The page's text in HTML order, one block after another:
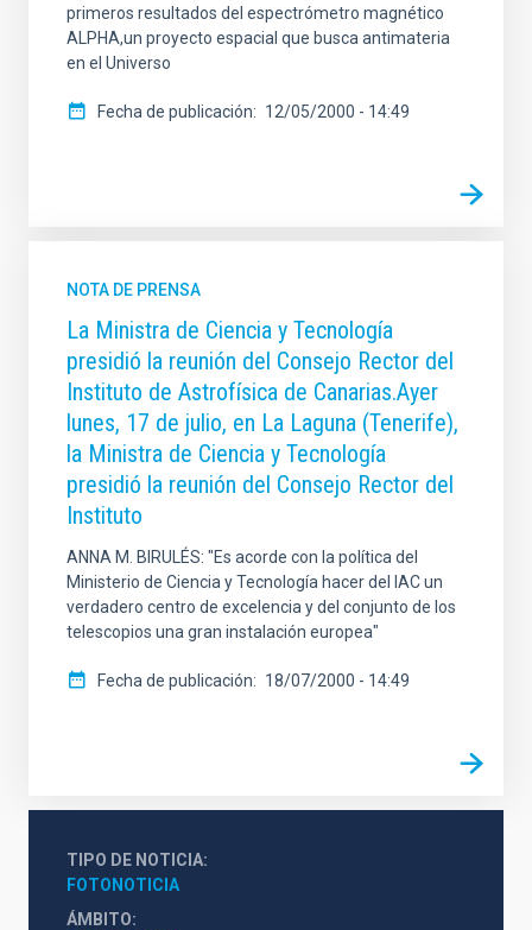
primeros resultados del espectrómetro magnético
ALPHA,un proyecto espacial que busca antimateria
en el Universo
Fecha de publicación 12/05/2000 - 14:49
NOTA DE PRENSA
La Ministra de Ciencia y Tecnología
presidió la reunión del Consejo Rector del
Instituto de Astrofísica de Canarias.Ayer
lunes, 17 de julio, en La Laguna (Tenerife),
la Ministra de Ciencia y Tecnología
presidió la reunión del Consejo Rector del
Instituto
ANNA M. BIRULÉS: "Es acorde con la política del
Ministerio de Ciencia y Tecnología hacer del IAC un
verdadero centro de excelencia y del conjunto de los
telescopios una gran instalación europea"
Fecha de publicación 18/07/2000 - 14:49
TIPO DE NOTICIA
FOTONOTICIA
ÁMBITO